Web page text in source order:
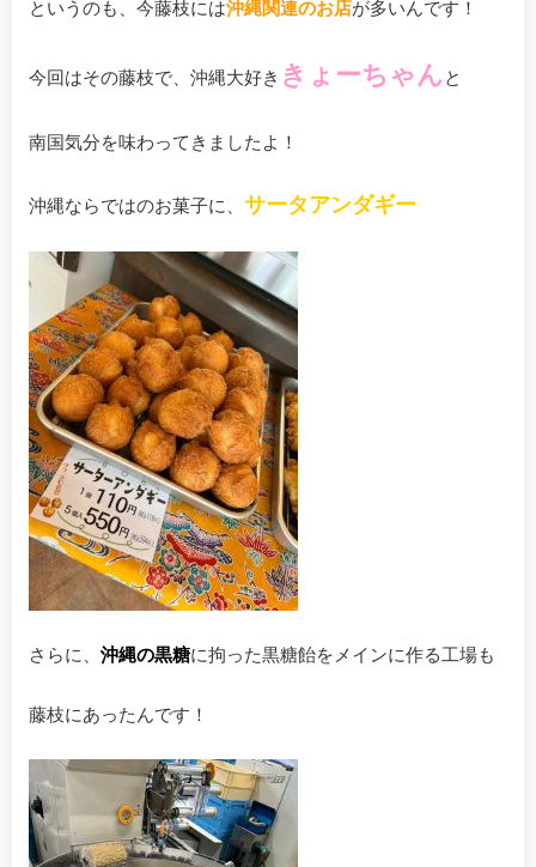
というのも、今藤枝には沖縄関連のお店が多いんです！
今回はその藤枝で、沖縄大好き きょーちゃんと
南国気分を味わってきましたよ！
沖縄ならではのお菓子に、 サータアンダギー
さらに、 沖縄の黒糖に拘った黒糖飴をメインに作る工場も
藤枝にあったんです！